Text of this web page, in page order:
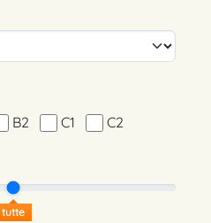
B2 C1 C2
tutte